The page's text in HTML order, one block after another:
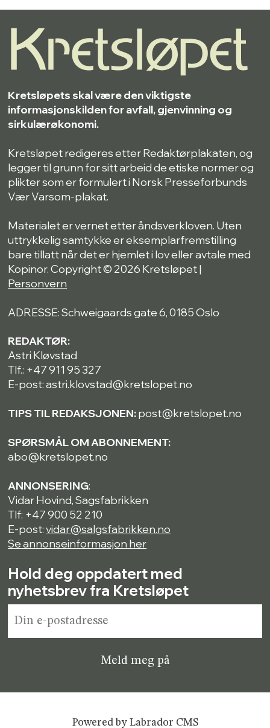
Kretsløpets skal være den viktigste
informasjonskilden for avfall, gjenvinning og
sirkulærøkonomi.
Kretsløpet redigeres etter Redaktørplakaten, og
legger til grunn for sitt arbeid de etiske normer og
plikter som er formulert i Norsk Presseforbunds
Vær Varsom-plakat.
Materialet er vernet etter åndsverkloven. Uten
uttrykkelig samtykke er eksemplarfremstilling
bare tillatt når det er hjemlet i lov eller avtale med
Kopinor. Copyright © 2026 Kretsløpet |
Personvern
ADRESSE: Schweigaards gate 6, 0185 Oslo
REDAKTØR:
Astri Kløvstad
Tlf.: +47 911 95 327
E-post: astri.klovstad@kretslopet.no
TIPS TIL REDAKSJONEN:post@kretslopet.no
SPØRSMÅL OM ABONNEMENT:
abo@kretslopet.no
ANNONSERING:
Vidar Hovind, Sagsfabrikken
Tlf: +47 900 52 210
E-post:vidar@salgsfabrikken.no
Se annonseinformasjon her
Hold deg oppdatert med
nyhetsbrev fra Kretsløpet
Powered by Labrador CMS